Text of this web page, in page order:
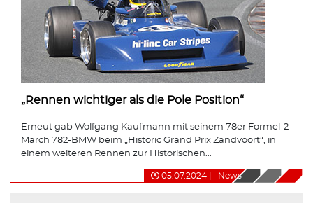
„Rennen wichtiger als die Pole Position“
Erneut gab Wolfgang Kaufmann mit seinem 78er Formel-2-
March 782-BMW beim „Historic Grand Prix Zandvoort“, in
einem weiteren Rennen zur Historischen...
05.07.2024 News